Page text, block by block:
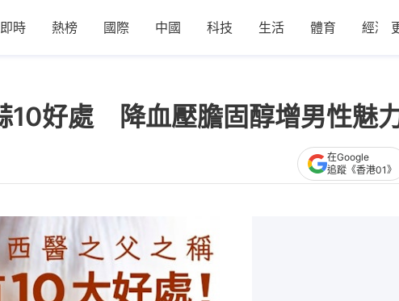
即時 熱榜 國際 中國 科技 生活 體育 經濟
10好處 降血壓膽固醇增男性魅
在Google
追蹤《香港01》